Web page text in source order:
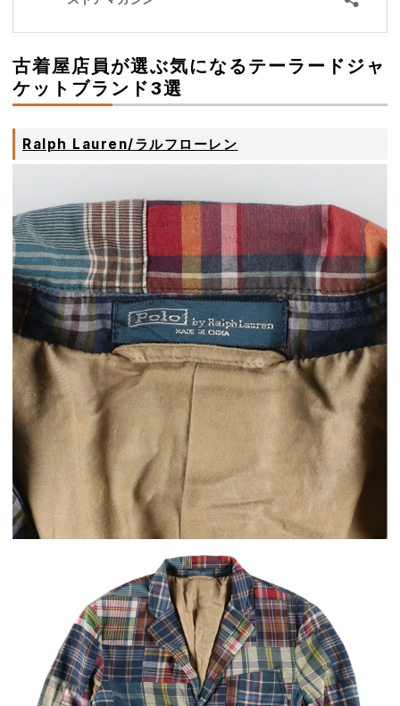
古着屋店員が選ぶ気になるテーラードジャ
ケットブランド3選
Ralph Lauren/ラルフローレン